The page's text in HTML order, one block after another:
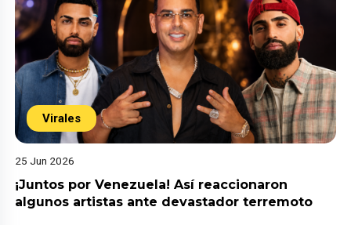
Virales
25 Jun 2026
¡Juntos por Venezuela! Así reaccionaron
algunos artistas ante devastador terremoto